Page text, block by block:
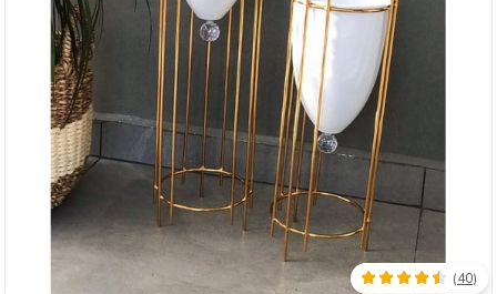
(40)